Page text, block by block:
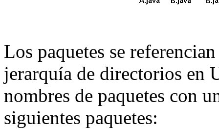
Los paquetes se
jerarquía de directorios en
nombres de paquetes con
siguientes paquetes: